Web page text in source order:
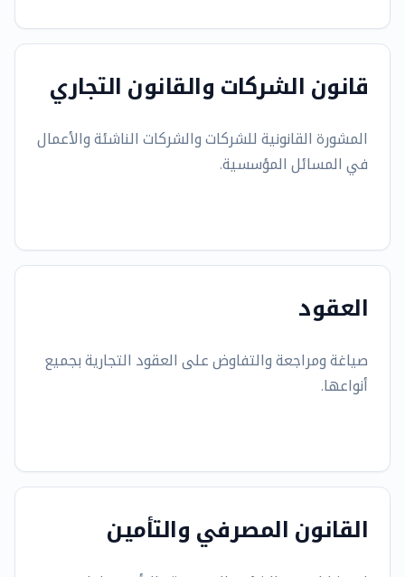
قانون الشركات والقانون التجاري
المشورة القانونية للشركات والشركات الناشئة والأعمال
في المسائل المؤسسية.
العقود
صياغة ومراجعة والتفاوض على العقود التجارية بجميع
أنواعها.
القانون المصرفي والتأمين